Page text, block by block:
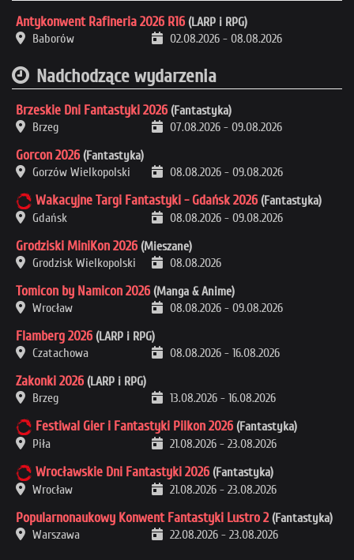
Antykonwent Rafineria 2026 R16 (LARP i RPG)
Baborów
02.08.2026 - 08.08.2026
Nadchodzące wydarzenia
Brzeskie Dni Fantastyki 2026 (Fantastyka)
Brzeg
07.08.2026 - 09.08.2026
Gorcon 2026 (Fantastyka)
Gorzów Wielkopolski
08.08.2026 - 09.08.2026
Wakacyjne Targi Fantastyki - Gdańsk 2026 (Fantastyka)
Gdańsk
08.08.2026 - 09.08.2026
Grodziski MiniKon 2026 (Mieszane)
Grodzisk Wielkopolski
08.08.2026
Tomicon by Namicon 2026 (Manga & Anime)
Wrocław
08.08.2026 - 09.08.2026
Flamberg 2026 (LARP i RPG)
Czatachowa
08.08.2026 - 16.08.2026
Zakonki 2026 (LARP i RPG)
Brzeg
13.08.2026 - 16.08.2026
Festiwal Gier i Fantastyki Pilkon 2026 (Fantastyka)
Piła
21.08.2026 - 23.08.2026
Wrocławskie Dni Fantastyki 2026 (Fantastyka)
Wrocław
21.08.2026 - 23.08.2026
Popularnonaukowy Konwent Fantastyki Lustro 2 (Fantastyka)
Warszawa
22.08.2026 - 23.08.2026